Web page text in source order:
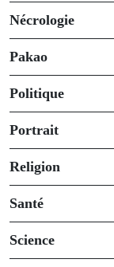
Nécrologie
Pakao
Politique
Portrait
Religion
Santé
Science